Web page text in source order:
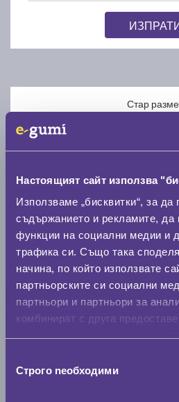
Настоящият сайт използва
Използваме „бисквитки“, за да
съдържанието и рекламите, да
функции на социални медии и
трафика си. Също така
начина, по който използвате
партньорските си социални
партньори и партньори за
комбинират с друга
наСтрого nеобходими
Стар
Нов
Стар
0 мм.